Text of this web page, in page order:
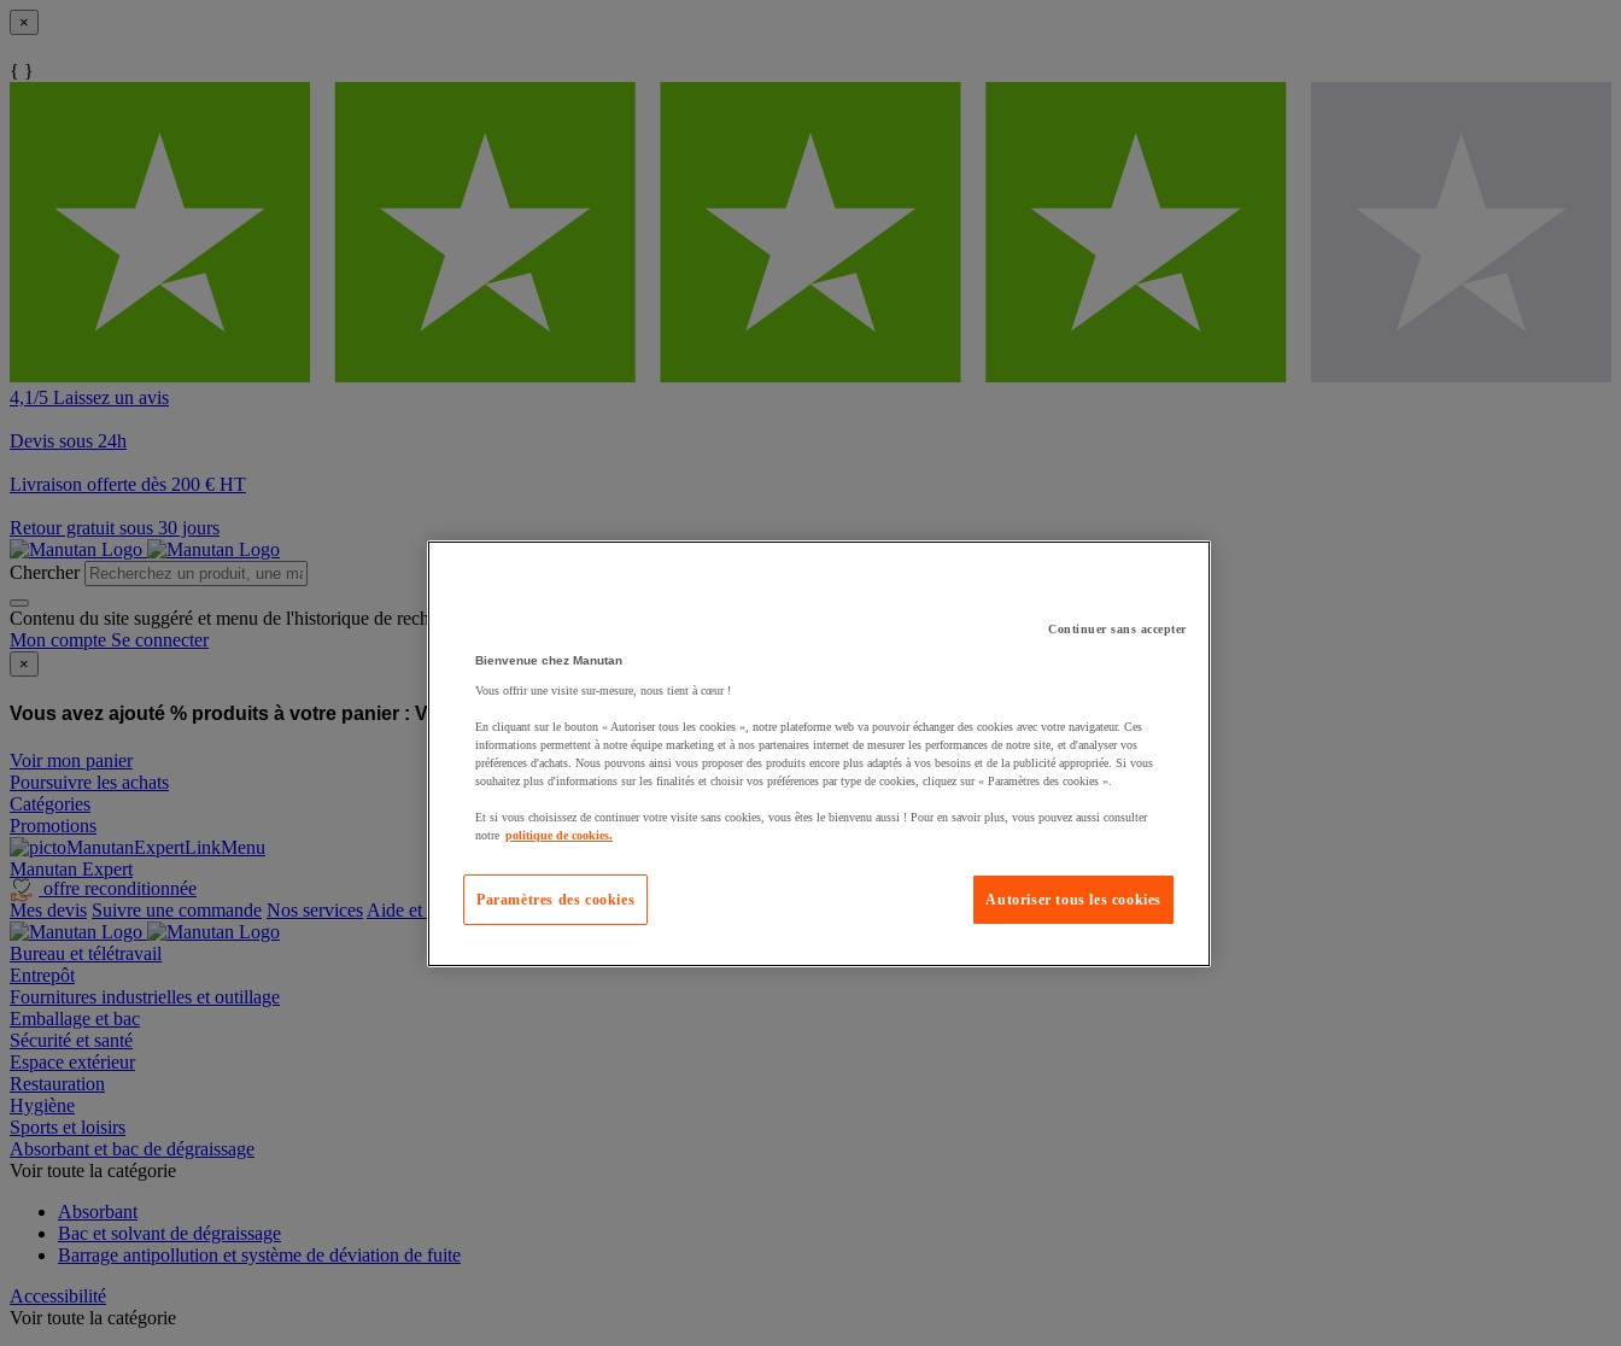
×
{ }
4,1/5 Laissez un avis
Devis sous 24h
Livraison offerte dès 200 € HT
Retour gratuit sous 30 jours
Chercher
Contenu du site suggéré et menu de l'historique de recherche
Mon compte Se connecter
×
Vous avez ajouté % produits à votre panier : Vous avez ajouté un produit à votre panier :
Voir mon panier
Poursuivre les achats
Catégories
Promotions
Manutan Expert
offre reconditionnée
Mes devis Suivre une commande Nos services Aide et contact
Bureau et télétravail
Entrepôt
Fournitures industrielles et outillage
Emballage et bac
Sécurité et santé
Espace extérieur
Restauration
Hygiène
Sports et loisirs
Absorbant et bac de dégraissage
Voir toute la catégorie
Absorbant
Bac et solvant de dégraissage
Barrage antipollution et système de déviation de fuite
Accessibilité
Voir toute la catégorie
Continuer sans accepter
Bienvenue chez Manutan
Vous offrir une visite sur-mesure, nous tient à cœur !
En cliquant sur le bouton « Autoriser tous les cookies », notre plateforme web va pouvoir échanger des cookies avec votre navigateur. Ces
informations permettent à notre équipe marketing et à nos partenaires internet de mesurer les performances de notre site, et d'analyser vos
préférences d'achats. Nous pouvons ainsi vous proposer des produits encore plus adaptés à vos besoins et de la publicité appropriée. Si vous
souhaitez plus d'informations sur les finalités et choisir vos préférences par type de cookies, cliquez sur « Paramètres des cookies ».
Et si vous choisissez de continuer votre visite sans cookies, vous êtes le bienvenu aussi ! Pour en savoir plus, vous pouvez aussi consulter
notre politique de cookies.
Autoriser tous les cookies
Paramètres des cookies